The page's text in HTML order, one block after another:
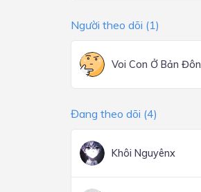
Người theo dõi (1)
Voi Con Ở Bản Đôn
Đang theo dõi (4)
Khôi Nguyênx